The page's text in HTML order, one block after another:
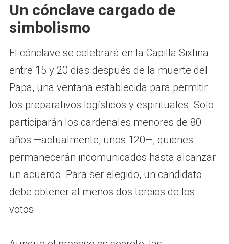
Un cónclave cargado de
simbolismo
El cónclave se celebrará en la Capilla Sixtina
entre 15 y 20 días después de la muerte del
Papa, una ventana establecida para permitir
los preparativos logísticos y espirituales. Solo
participarán los cardenales menores de 80
años —actualmente, unos 120—, quienes
permanecerán incomunicados hasta alcanzar
un acuerdo. Para ser elegido, un candidato
debe obtener al menos dos tercios de los
votos.